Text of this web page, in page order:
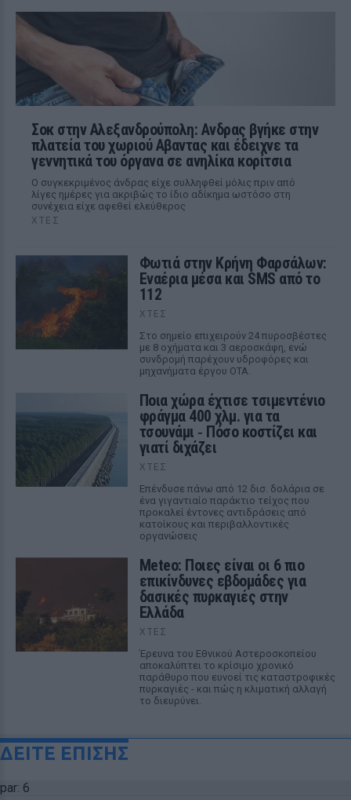
Σοκ στην Αλεξανδρούπολη: Ανδρας βγήκε στην
πλατεία του χωριού Αβαντας και έδειχνε τα
γεννητικά του όργανα σε ανηλίκα κορίτσια
Ο συγκεκριμένος άνδρας είχε συλληφθεί μόλις πριν από
λίγες ημέρες για ακριβώς το ίδιο αδίκημα ωστόσο στη
συνέχεια είχε αφεθεί ελεύθερος
ΧΤΕΣ
Φωτιά στην Κρήνη Φαρσάλων:
Εναέρια μέσα και SMS από το
112
ΧΤΕΣ
Στο σημείο επιχειρούν 24 πυροσβέστες
με 8 οχήματα και 3 αεροσκάφη, ενώ
συνδρομή παρέχουν υδροφόρες και
μηχανήματα έργου ΟΤΑ.
Ποια χώρα έχτισε τσιμεντένιο
φράγμα 400 χλμ. για τα
τσουνάμι ‑ Πόσο κοστίζει και
γιατί διχάζει
ΧΤΕΣ
Επένδυσε πάνω από 12 δισ. δολάρια σε
ένα γιγαντιαίο παράκτιο τείχος που
προκαλεί έντονες αντιδράσεις από
κατοίκους και περιβαλλοντικές
οργανώσεις
Meteo: Ποιες είναι οι 6 πιο
επικίνδυνες εβδομάδες για
δασικές πυρκαγιές στην
Ελλάδα
ΧΤΕΣ
Έρευνα του Εθνικού Αστεροσκοπείου
αποκαλύπτει το κρίσιμο χρονικό
παράθυρο που ευνοεί τις καταστροφικές
πυρκαγιές - και πώς η κλιματική αλλαγή
το διευρύνει.
ΔΕΙΤΕ ΕΠΙΣΗΣ
par: 6